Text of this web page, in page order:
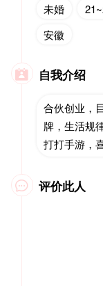
未婚
安徽
 自我介绍
合伙创业，
牌，生活规
打打手游，
 评价此人